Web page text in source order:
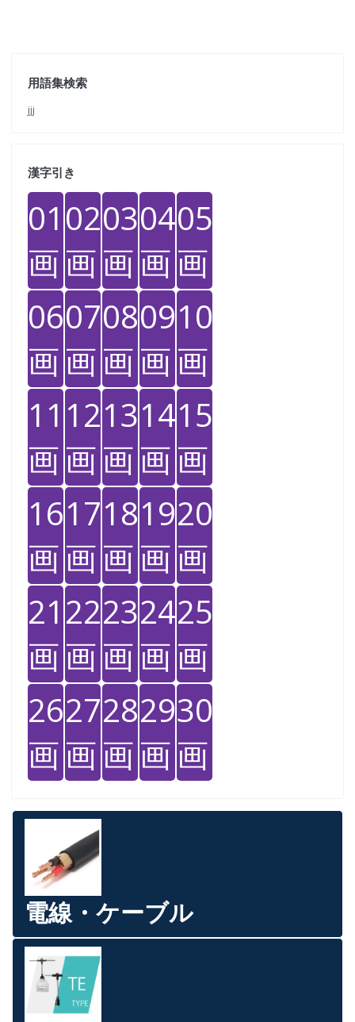
用語集検索
jjj
漢字引き
01
画
02
画
03
画
04
画
05
画
06
画
07
画
08
画
09
画
10
画
11
画
12
画
13
画
14
画
15
画
16
画
17
画
18
画
19
画
20
画
21
画
22
画
23
画
24
画
25
画
26
画
27
画
28
画
29
画
30
画
電線・ケーブル